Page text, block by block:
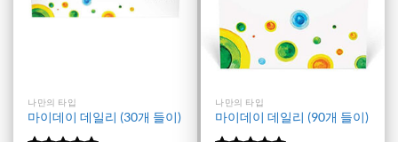
나만의 타입
마이데이 데일리 (30개 들이)
나만의 타입
마이데이 데일리 (90개 들이)